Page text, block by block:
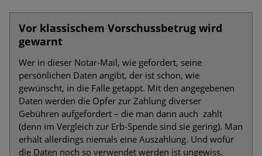
Vor klassischem Vorschussbetrug wird
gewarnt
Wer in dieser Notar-Mail, wie gefordert, seine
persönlichen Daten angibt, der ist schon, wie
gewünscht, in die Falle getappt. Mit den angegebenen
Daten werden die Opfer zur Zahlung diverser
Gebühren aufgefordert – die man dann auch zahlt
(denn im Vergleich zur Erb-Spende sind sie gering). Man
erhält allerdings niemals eine Auszahlung. Und wofür
die Daten noch so verwendet werden ist ungewiss.